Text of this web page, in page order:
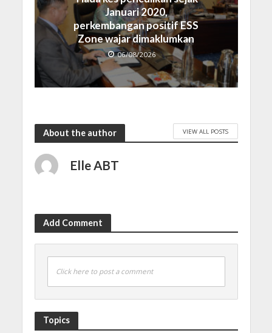
Januari 2020,
perkembangan positif ESS
Zone wajar dimaklumkan
06/08/2026
About the author VIEW ALL POSTS
Elle ABT
Add Comment
Click here to post a comment
Topics